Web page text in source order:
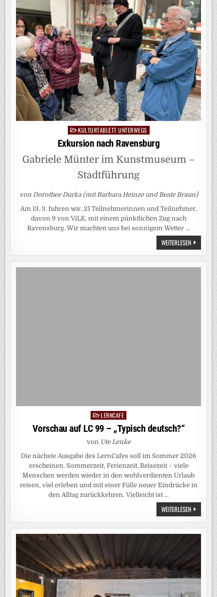
Posted
in
KULTURTABLETT UNTERWEGS
Exkursion nach Ravensburg
Gabriele Münter im Kunstmuseum –
Stadtführung
von Dorothee Durka (mit Barbara Heinze und Beate Braun)
Am 13. 3. fuhren wir, 21 Teilnehmerinnen und Teilnehmer,
davon 9 von ViLE, mit einem pünktlichen Zug nach
Ravensburg. Wir machten uns bei sonnigem Wetter …
WEITERLESENEXKURSION
NACH
Posted
in
LERNCAFE
Vorschau auf LC 99 – „Typisch deutsch?“
von Ute Lenke
Die nächste Ausgabe des LernCafes soll im Sommer 2026
erscheinen. Sommerzeit, Ferienzeit, Reisezeit – viele
Menschen werden wieder in den wohlverdienten Urlaub
reisen, viel erleben und mit einer Fülle neuer Eindrücke in
den Alltag zurückkehren. Vielleicht ist …
WEITERLESENVORSCHAU
AUF
LC
99
–
„TYPISCH
DEUTSCH?“